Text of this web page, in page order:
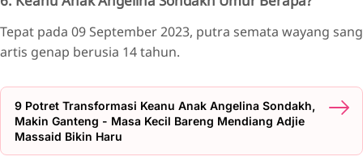
Tepat pada 09 September 2023, putra semata wayang sang
artis genap berusia 14 tahun.
9 Potret Transformasi Keanu Anak Angelina Sondakh,
Makin Ganteng - Masa Kecil Bareng Mendiang Adjie
Massaid Bikin Haru